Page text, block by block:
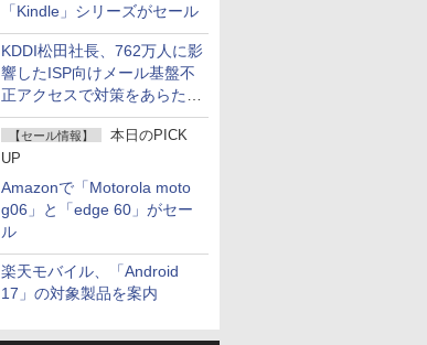
「Kindle」シリーズがセール
KDDI松田社長、762万人に影
響したISP向けメール基盤不
正アクセスで対策をあらため
て説明
【セール情報】
本日のPICK
UP
Amazonで「Motorola moto
g06」と「edge 60」がセー
ル
楽天モバイル、「Android
17」の対象製品を案内